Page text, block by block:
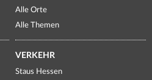
Alle Orte
Alle Themen
VERKEHR
Staus Hessen